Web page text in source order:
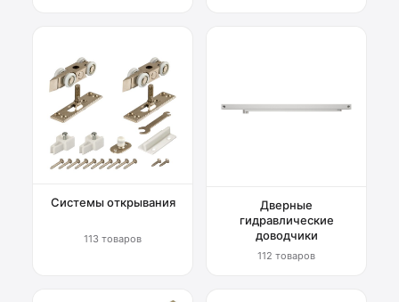
Системы открывания
113 товаров
Дверные
гидравлические
доводчики
112 товаров